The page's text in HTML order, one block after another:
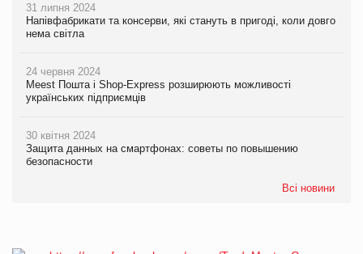
31 липня 2024
Напівфабрикати та консерви, які стануть в пригоді, коли довго
нема світла
24 червня 2024
Meest Пошта і Shop-Express розширюють можливості
українських підприємців
30 квітня 2024
Защита данных на смартфонах: советы по повышению
безопасности
Всі новини